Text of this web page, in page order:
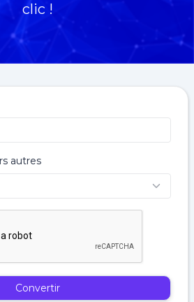
clic !
autres
Convertir